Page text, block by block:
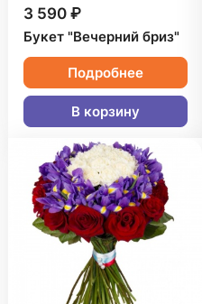
3 590 ₽
Букет "Вечерний бриз"
Подробнее
В корзину